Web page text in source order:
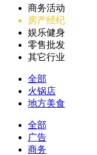
商务活动
房产经纪
娱乐健身
零售批发
其它行业
全部
火锅店
地方美食
全部
广告
商务